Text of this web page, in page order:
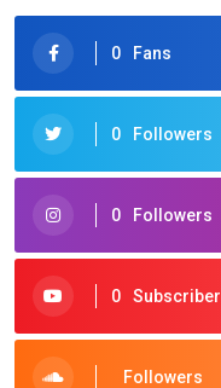
0 Fans
0 Followers
0 Followers
0 Subscriber
Followers